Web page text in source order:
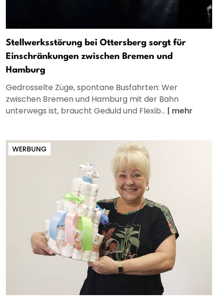
Stellwerksstörung bei Ottersberg sorgt für
Einschränkungen zwischen Bremen und
Hamburg
Gedrosselte Züge, spontane Busfahrten: Wer
zwischen Bremen und Hamburg mit der Bahn
unterwegs ist, braucht Geduld und Flexib... | mehr
WERBUNG